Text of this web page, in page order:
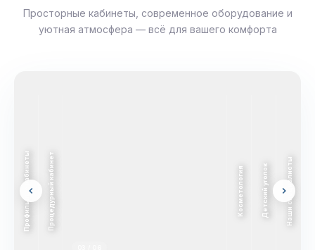
Просторные кабинеты, современное оборудование и
уютная атмосфера — всё для вашего комфорта
Профильные кабинеты Процедурный кабинет Косметология Детский уголок Наши специалисты